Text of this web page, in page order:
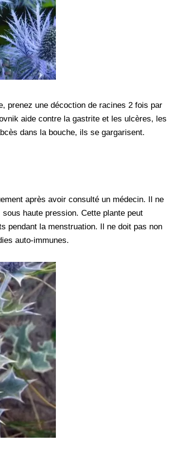
prenez une décoction de racines 2 fois par
aide contre la gastrite et les ulcères, les
dans la bouche, ils se gargarisent.
après avoir consulté un médecin. Il ne
haute pression. Cette plante peut
pendant la menstruation. Il ne doit pas non
auto-immunes.